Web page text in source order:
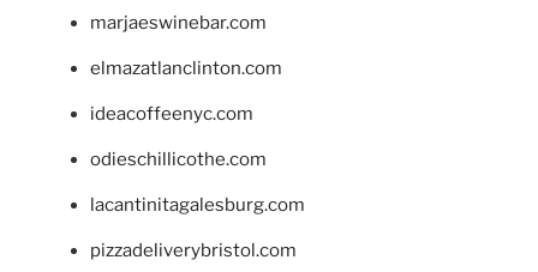
marjaeswinebar.com
elmazatlanclinton.com
ideacoffeenyc.com
odieschillicothe.com
lacantinitagalesburg.com
pizzadeliverybristol.com